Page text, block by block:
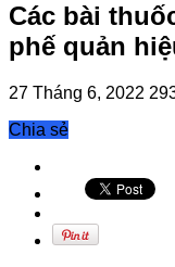
Các bài
phế quản
27 Tháng 6, 2022
Chia sẻ